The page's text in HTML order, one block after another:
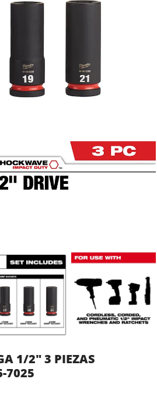
1/2″ 3 PIEZAS
7025